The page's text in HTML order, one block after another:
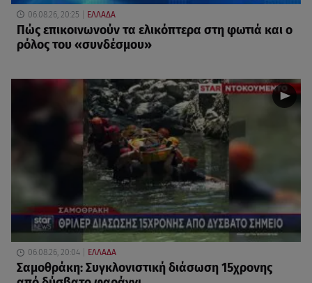
06.08.26, 20:25 ΕΛΛΑΔΑ
Πώς επικοινωνούν τα ελικόπτερα στη φωτιά και ο
ρόλος του «συνδέσμου»
06.08.26, 20:04 ΕΛΛΑΔΑ
Σαμοθράκη: Συγκλονιστική διάσωση 15χρονης